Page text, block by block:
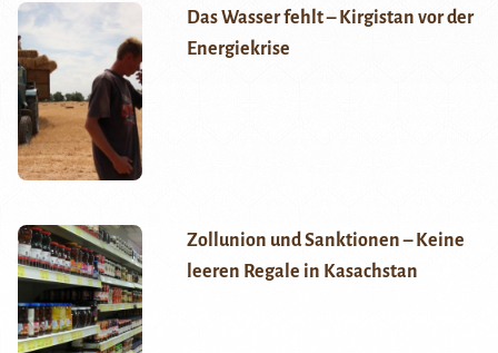
Das Wasser fehlt – Kirgistan vor der
Energiekrise
Zollunion und Sanktionen – Keine
leeren Regale in Kasachstan